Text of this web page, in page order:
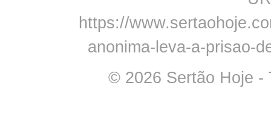
https://
anonima-leva-a-prisao-
© 2026 Sertão Hoje -